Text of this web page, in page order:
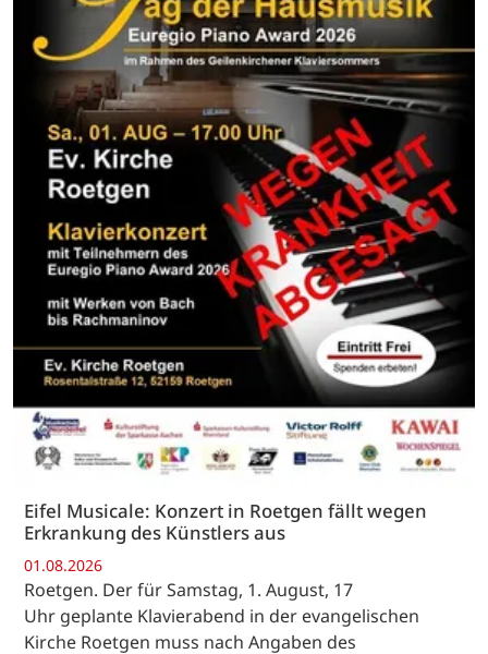
Eifel Musicale: Konzert in Roetgen fällt wegen
Erkrankung des Künstlers aus
01.08.2026
Roetgen. Der für Samstag, 1. August, 17
Uhr geplante Klavierabend in der evangelischen
Kirche Roetgen muss nach Angaben des